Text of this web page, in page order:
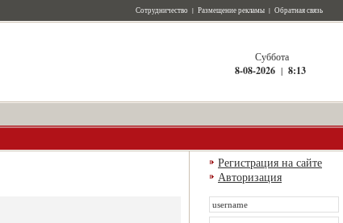
Сотрудничество | Размещение рекламы | Обратная связь
Суббота
8-08-2026 | 8:13
Регистрация на сайте
Авторизация